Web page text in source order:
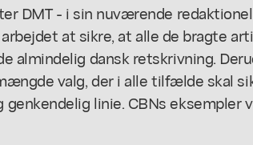
DMT - i sin nuværende
at sikre, at alle de bragte
almindelig dansk retskrivning.
valg, der i alle tilfælde skal
genkendelig linie. CBNs eksempler